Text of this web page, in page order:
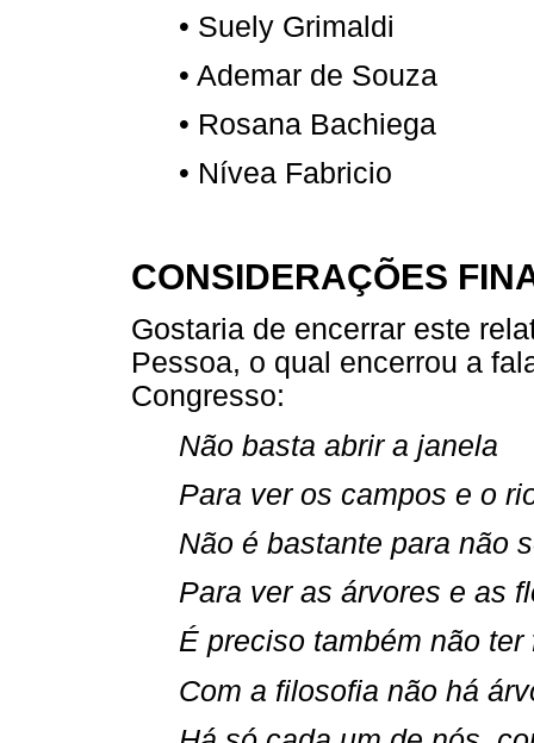
• Suely Grimaldi
• Ademar de Souza
• Rosana Bachiega
• Nívea Fabricio
CONSIDERAÇÕES
Gostaria de encerrar este
Pessoa, o qual encerrou a
Congresso:
Não basta abrir a janela
Para ver os campos e o
Não é bastante para não
Para ver as árvores e as
É preciso também não
Com a filosofia não há